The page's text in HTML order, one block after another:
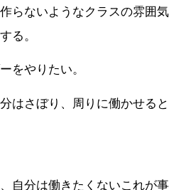
らないようなクラスの雰囲気
る。
をやりたい。
はさぼり、周りに働かせると
自分は働きたくないこれが事